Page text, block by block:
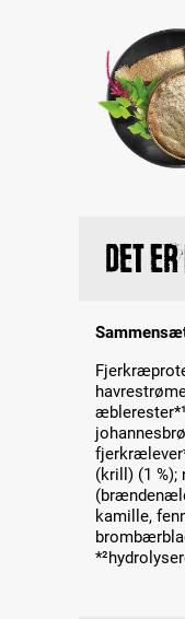
Det
(krill) (1 %);
kamille,